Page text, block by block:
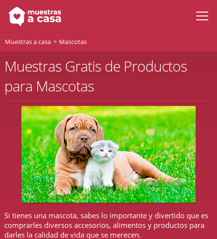
Muestras a casa Mascotas
Muestras Gratis de Productos
para Mascotas
Si tienes una mascota, sabes lo importante y divertido que es
comprarles diversos accesorios, alimentos y productos para
darles la calidad de vida que se merecen.